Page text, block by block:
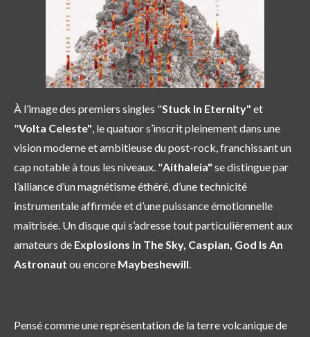
À l’image des premiers singles "Stuck In Eternity" et
"Volta Celeste", le quatuor s’inscrit pleinement dans une
vision moderne et ambitieuse du post-rock, franchissant un
cap notable à tous les niveaux. "Aithaleia" se distingue par
l’alliance d’un magnétisme éthéré, d’une technicité
instrumentale affirmée et d’une puissance émotionnelle
maîtrisée. Un disque qui s’adresse tout particulièrement aux
amateurs de Explosions In The Sky, Caspian, God Is An
Astronaut ou encore Maybeshewill.
Pensé comme une représentation de la terre volcanique de